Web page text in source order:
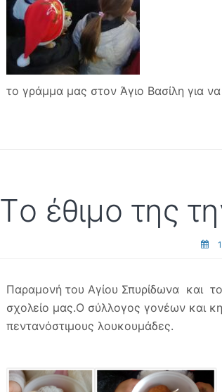
το γράμμα μας στον Άγιο Βασίλη για
Tο έθιμο της
Παραμονή του Αγίου Σπυρίδωνα και
σχολείο μας.Ο σύλλογος γονέων και
πεντανόστιμους λουκουμάδες.